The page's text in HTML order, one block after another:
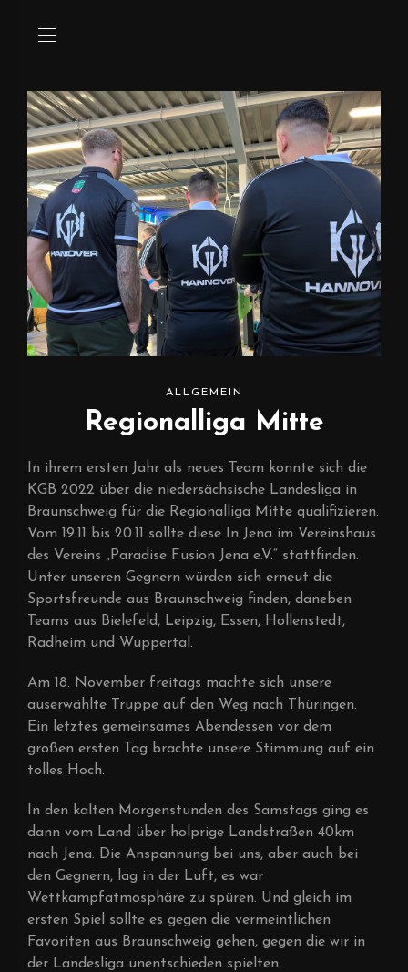
ALLGEMEIN
Regionalliga Mitte
In ihrem ersten Jahr als neues Team konnte sich die
KGB 2022 über die niedersächsische Landesliga in
Braunschweig für die Regionalliga Mitte qualifizieren.
Vom 19.11 bis 20.11 sollte diese In Jena im Vereinshaus
des Vereins „Paradise Fusion Jena e.V.“ stattfinden.
Unter unseren Gegnern würden sich erneut die
Sportsfreunde aus Braunschweig finden, daneben
Teams aus Bielefeld, Leipzig, Essen, Hollenstedt,
Radheim und Wuppertal.
Am 18. November freitags machte sich unsere
auserwählte Truppe auf den Weg nach Thüringen.
Ein letztes gemeinsames Abendessen vor dem
großen ersten Tag brachte unsere Stimmung auf ein
tolles Hoch.
In den kalten Morgenstunden des Samstags ging es
dann vom Land über holprige Landstraßen 40km
nach Jena. Die Anspannung bei uns, aber auch bei
den Gegnern, lag in der Luft, es war
Wettkampfatmosphäre zu spüren. Und gleich im
ersten Spiel sollte es gegen die vermeintlichen
Favoriten aus Braunschweig gehen, gegen die wir in
der Landesliga unentschieden spielten.